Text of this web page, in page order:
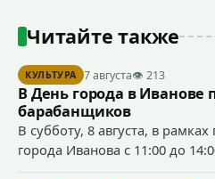
Читайте также
КУЛЬТУРА 7 августа👁 213
В День города в
барабанщиков
В субботу, 8 августа, в
города Иванова с 11:00 до